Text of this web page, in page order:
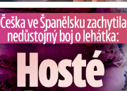
natočila nedůstojný boj o lehátka